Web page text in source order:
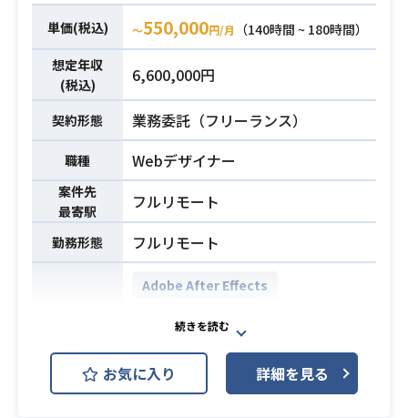
必須スキル
・ガチャ画面、ログインボーナス、
バナー、商材セット画像など運用素
材の制作経験
・3D素材を使った画像制作経験
・Photoshopの利用経験
・Unityの利用経験
単価(税込) 〜550,000円/月
（140時間 ~ 180時間）
想定年収
(税込)
6,600,000円
契約形態 業務委託（フリーランス）
職種 Webデザイナー
案件先
最寄駅
フルリモート
勤務形態 フルリモート
Adobe After Effects
Adobe Illustrator
Adobe Photoshop
Figma
ライブアプリの開発案件において、
お気に入り 詳細を見る